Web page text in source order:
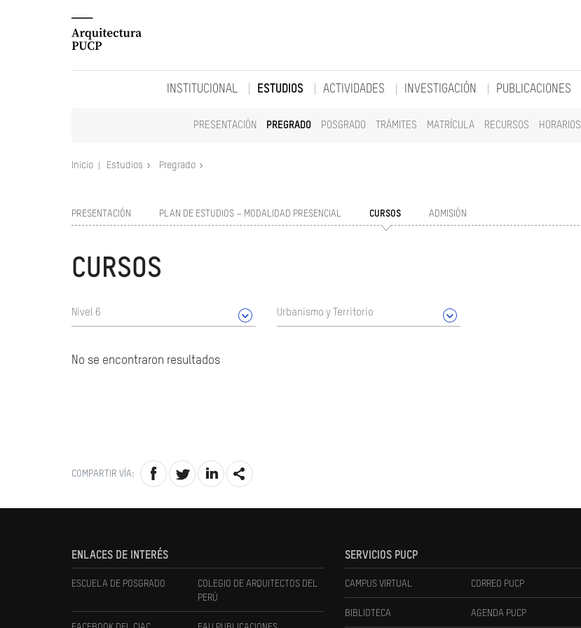
INSTITUCIONAL ESTUDIOS
PRESENTACIÓN PREGRADO POSGRADO TRÁMITES MATRÍCULA RECURSOS HORARIOS
ACTIVIDADES INVESTIGACIÓN PUBLICACIONES
Inicio Estudios Pregrado
PRESENTACIÓN PLAN DE ESTUDIOS – MODALIDAD PRESENCIAL CURSOS ADMISIÓN
CURSOS
Nivel 6 Urbanismo y Territorio
No se encontraron resultados
COMPARTIR VÍA:
ENLACES DE INTERÉS
ESCUELA DE POSGRADO
COLEGIO DE ARQUITECTOS DEL
PERÚ
SERVICIOS PUCP
CAMPUS VIRTUAL CORREO PUCP
BIBLIOTECA AGENDA PUCP